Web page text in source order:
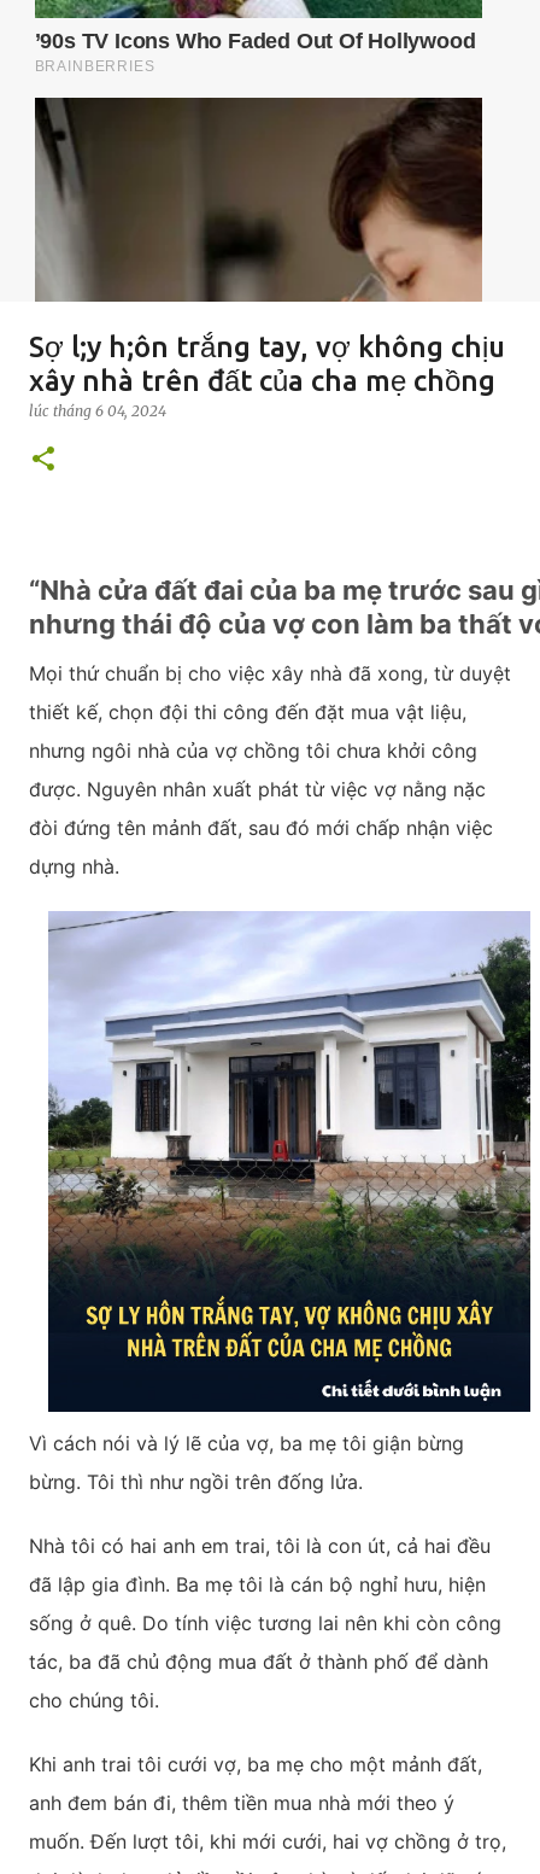
Sợ l;y h;ôn trắng tay, vợ không chịu
xây nhà trên đất của cha mẹ chồng
lúc tháng 6 04, 2024
“Nhà cửa đất đai của ba mẹ trước sau
nhưng thái độ của vợ con làm ba thất
Mọi thứ chuẩn bị cho việc xây nhà đã xong, từ duyệt
thiết kế, chọn đội thi công đến đặt mua vật liệu,
nhưng ngôi nhà của vợ chồng tôi chưa khởi công
được. Nguyên nhân xuất phát từ việc vợ nằng nặc
đòi đứng tên mảnh đất, sau đó mới chấp nhận việc
dựng nhà.
Vì cách nói và lý lẽ của vợ, ba mẹ tôi giận bừng
bừng. Tôi thì như ngồi trên đống lửa.
Nhà tôi có hai anh em trai, tôi là con út, cả hai đều
đã lập gia đình. Ba mẹ tôi là cán bộ nghỉ hưu, hiện
sống ở quê. Do tính việc tương lai nên khi còn công
tác, ba đã chủ động mua đất ở thành phố để dành
cho chúng tôi.
Khi anh trai tôi cưới vợ, ba mẹ cho một mảnh đất,
anh đem bán đi, thêm tiền mua nhà mới theo ý
muốn. Đến lượt tôi, khi mới cưới, hai vợ chồng ở trọ,